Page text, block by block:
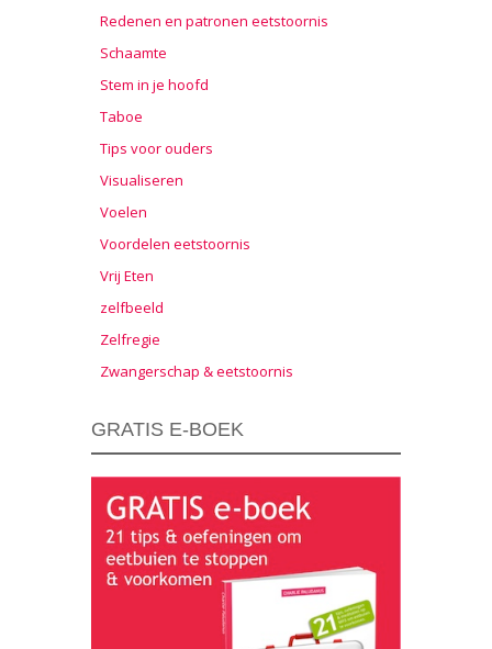
Redenen en patronen eetstoornis
Schaamte
Stem in je hoofd
Taboe
Tips voor ouders
Visualiseren
Voelen
Voordelen eetstoornis
Vrij Eten
zelfbeeld
Zelfregie
Zwangerschap & eetstoornis
GRATIS E-BOEK